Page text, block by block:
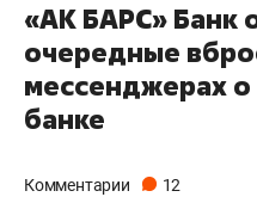
«АК БАРС» Банк
очередные
мессенджерах
банке
Комментарии 12